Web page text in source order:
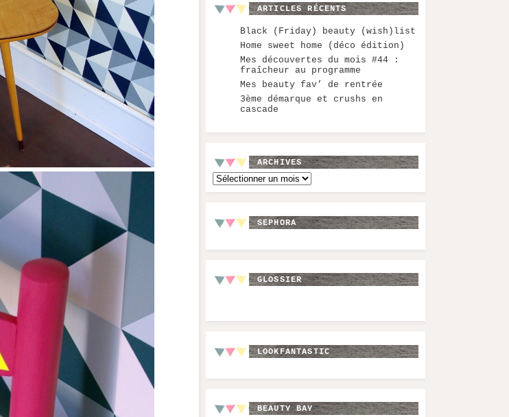
ARTICLES RÉCENTS
Black (Friday) beauty (wish)list
Home sweet home (déco édition)
Mes découvertes du mois #44 :
fraîcheur au programme
Mes beauty fav’ de rentrée
3ème démarque et crushs en
cascade
ARCHIVES
Archives
SEPHORA
GLOSSIER
LOOKFANTASTIC
BEAUTY BAY